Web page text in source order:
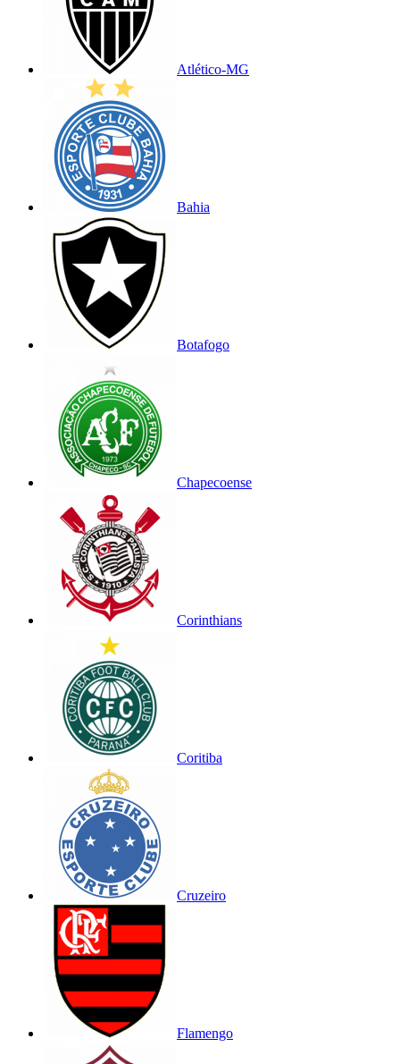
Atlético-MG
Bahia
Botafogo
Chapecoense
Corinthians
Coritiba
Cruzeiro
Flamengo